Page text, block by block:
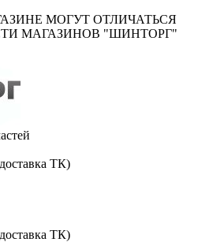
МОГУТ ОТЛИЧАТЬСЯ
МАГАЗИНОВ "ШИНТОРГ"
ТК)
ТК)